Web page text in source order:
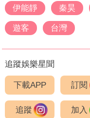
伊能靜
秦昊
遊客 台灣
追蹤娛樂星聞
下載APP 訂閱
追蹤 加入